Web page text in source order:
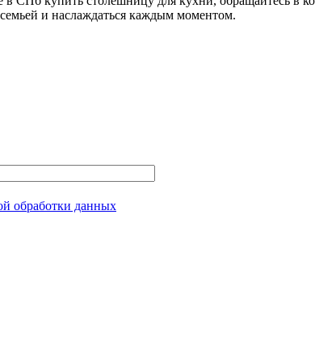
семьей и наслаждаться каждым моментом.
обработки данных